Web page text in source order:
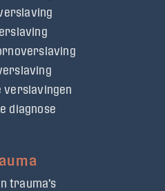
verslavingen
diagnose
trauma's